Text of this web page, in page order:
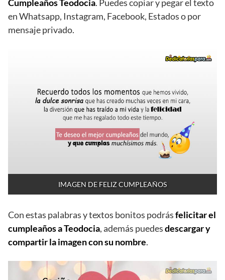
Cumpleaños Teodocia. Puedes copiar y pegar el texto
en Whatsapp, Instagram, Facebook, Estados o por
mensaje privado.
IMAGEN DE FELIZ CUMPLEAÑOS
Con estas palabras y textos bonitos podrásfelicitar el
cumpleaños a Teodocia, además puedesdescargar y
compartir la imagen con su nombre.